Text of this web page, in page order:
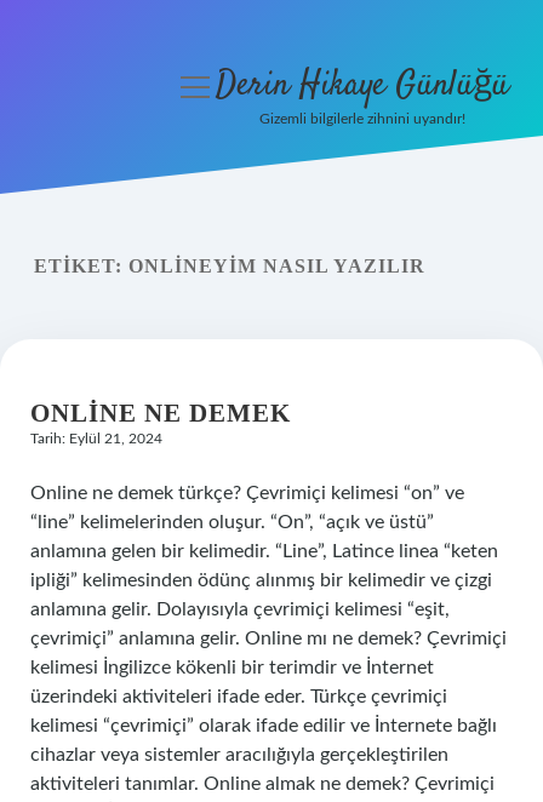
Yasal Uyarı
menüyüDerin Hikaye Günlüğü
Gizemli bilgilerle zihnini uyandır!
ETIKET: ONLINEYIM NASIL YAZILIR
ONLINE NE DEMEK
Tarih: Eylül 21, 2024
Online ne demek türkçe? Çevrimiçi kelimesi “on” ve
“line” kelimelerinden oluşur. “On”, “açık ve üstü”
anlamına gelen bir kelimedir. “Line”, Latince linea “keten
ipliği” kelimesinden ödünç alınmış bir kelimedir ve çizgi
anlamına gelir. Dolayısıyla çevrimiçi kelimesi “eşit,
çevrimiçi” anlamına gelir. Online mı ne demek? Çevrimiçi
kelimesi İngilizce kökenli bir terimdir ve İnternet
üzerindeki aktiviteleri ifade eder. Türkçe çevrimiçi
kelimesi “çevrimiçi” olarak ifade edilir ve İnternete bağlı
cihazlar veya sistemler aracılığıyla gerçekleştirilen
aktiviteleri tanımlar. Online almak ne demek? Çevrimiçi